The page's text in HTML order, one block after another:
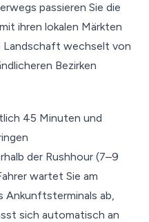
passieren Sie die
ihren lokalen Märkten
Landschaft wechselt von
Bezirken
45 Minuten und
der Rushhour (7–9
wartet Sie am
Ankunftsterminals ab,
sich automatisch an